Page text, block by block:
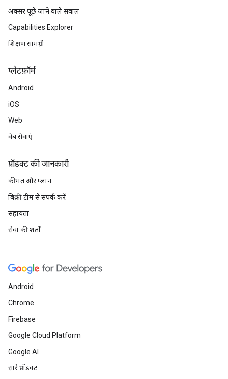
अक्सर पूछे जाने वाले सवाल
Capabilities Explorer
शिक्षण सामग्री
प्‍लेटफ़ॉर्म
Android
iOS
Web
वेब सेवाएं
प्रॉडक्ट की जानकारी
कीमत और प्लान
बिक्री टीम से संपर्क करें
सहायता
सेवा की शर्तों
Android
Chrome
Firebase
Google Cloud Platform
Google AI
सारे प्रॉडक्ट